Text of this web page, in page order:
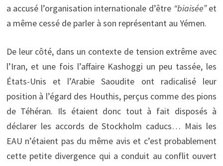
a accusé l’organisation internationale d’être “biaisée”et
a même cessé de parler à son représentant au Yémen.
De leur côté, dans un contexte de tension extrême avec
l’Iran, et une fois l’affaire Kashoggi un peu tassée, les
États-Unis et l’Arabie Saoudite ont radicalisé leur
position à l’égard des Houthis, perçus comme des pions
de Téhéran. Ils étaient donc tout à fait disposés à
déclarer les accords de Stockholm caducs… Mais les
EAU n’étaient pas du même avis et c’est probablement
cette petite divergence qui a conduit au conflit ouvert